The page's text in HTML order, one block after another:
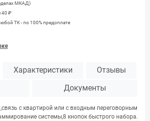
МКАД)
40 ₽
TK - по 100% предоплате
Характеристики Отзывы
Документы
с квартирой или с входным переговорным
системы,8 кнопок быстрого набора.